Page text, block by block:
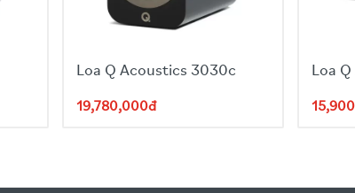
Loa Q Acoustics 3030c
19,780,000đ
Loa